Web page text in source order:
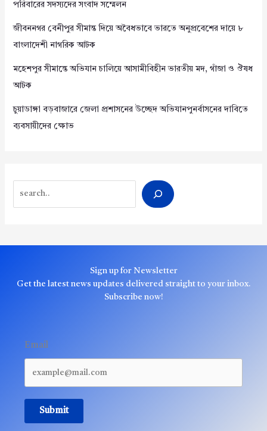
পরিবারের সদস্যদের সংবাদ সম্মেলন
জীবননগর বেনীপুর সীমান্ত দিয়ে অবৈধভাবে ভারতে অনুপ্রবেশের দায়ে ৮
বাংলাদেশী নাগরিক আটক
মহেশপুর সীমান্তে অভিযান চালিয়ে আসামীবিহীন ভারতীয় মদ, গাঁজা ও ঔষধ
আটক
চুয়াডাঙ্গা বড়বাজারে জেলা প্রশাসনের উচ্ছেদ অভিযানপুনর্বাসনের দাবিতে
ব্যবসায়ীদের ক্ষোভ
Sign up for Newsletter
Get the latest news updates delivered straight to your inbox.
Subscribe now!
Email
Submit